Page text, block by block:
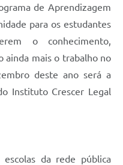
de Aprendizagem
para os estudantes
o conhecimento,
ainda mais o trabalho no
deste ano será a
Instituto Crescer Legal
da rede pública